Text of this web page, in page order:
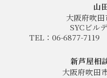
山
大阪府吹
SYCビル
TEL：06-6877-7119
新芦屋相
大阪府吹田